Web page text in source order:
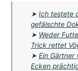
➤Ich testete
gefälschte
➤ Weder
Trick rettet
➤Ein Gärtner
Ecken